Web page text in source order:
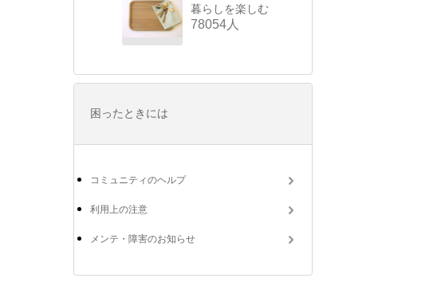
暮らしを楽しむ
78054人
困ったときには
コミュニティのヘルプ
利用上の注意
メンテ・障害のお知らせ